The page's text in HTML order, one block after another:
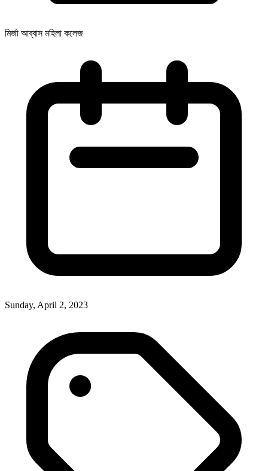
মির্জা আব্বাস মহিলা কলেজ
Sunday, April 2, 2023